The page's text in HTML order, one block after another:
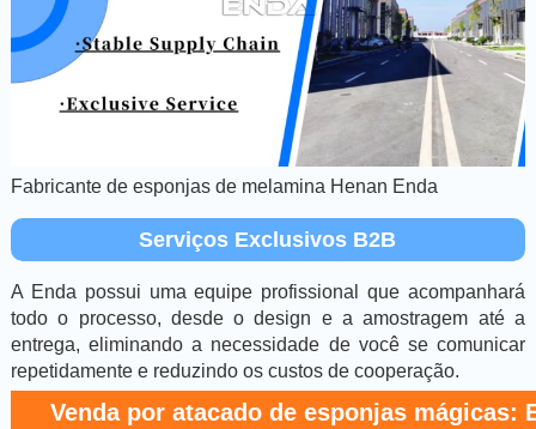
Fabricante de esponjas de melamina Henan Enda
Serviços Exclusivos B2B
A Enda possui uma equipe profissional que acompanhará
todo o processo, desde o design e a amostragem até a
entrega, eliminando a necessidade de você se comunicar
repetidamente e reduzindo os custos de cooperação.
Venda por atacado de esponjas mágicas: